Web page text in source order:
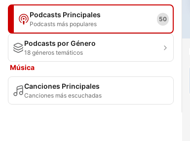
Podcasts Principales
Podcasts más populares
50
Podcasts por Género
18 géneros temáticos
Música
Canciones Principales
Canciones más escuchadas